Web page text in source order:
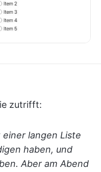
zutrifft:
langen Liste
haben, und
Aber am Abend